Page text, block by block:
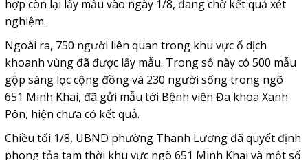
hợp còn lại lấy mẫu vào ngày 1/8, đang chờ kết quả xét
nghiệm.
Ngoài ra, 750 người liên quan trong khu vực ổ dịch
khoanh vùng đã được lấy mẫu. Trong số này có 500 mẫu
gộp sàng lọc cộng đồng và 230 người sống trong ngõ
651 Minh Khai, đã gửi mẫu tới Bệnh viện Đa khoa Xanh
Pôn, hiện chưa có kết quả.
Chiều tối 1/8, UBND phường Thanh Lương đã quyết định
phong tỏa tạm thời khu vực ngõ 651 Minh Khai và một số